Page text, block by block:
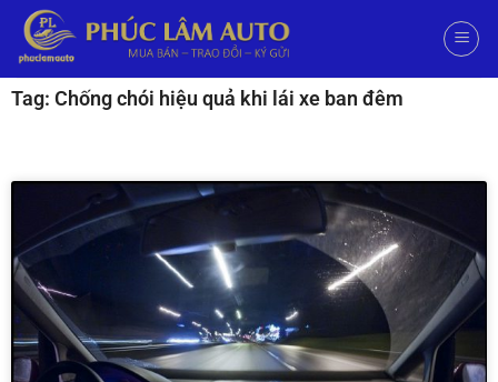
Tag: Chống chói hiệu quả khi lái xe ban đêm